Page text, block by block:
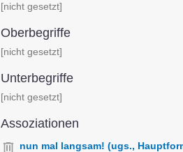
[nicht gesetzt]
Oberbegriffe
[nicht gesetzt]
Unterbegriffe
[nicht gesetzt]
Assoziationen
nun mal langsam! (ugs.,